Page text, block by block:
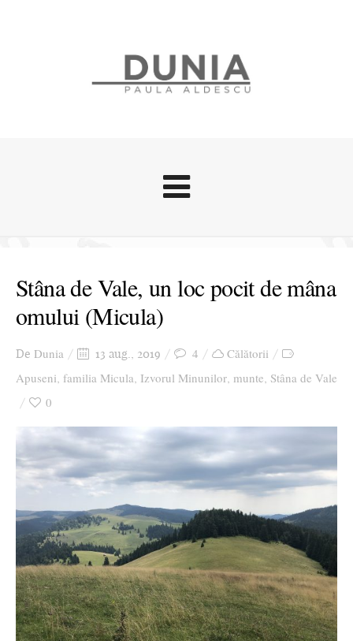
Stari afective
Zice Dunia
Cursuri povestite
Ziua culorii
Stâna de Vale, un loc pocit de mâna
omului (Micula)
De Dunia 13 aug., 2019 4
Călătorii
Apuseni, familia Micula, Izvorul Minunilor, munte, Stâna de Vale
0